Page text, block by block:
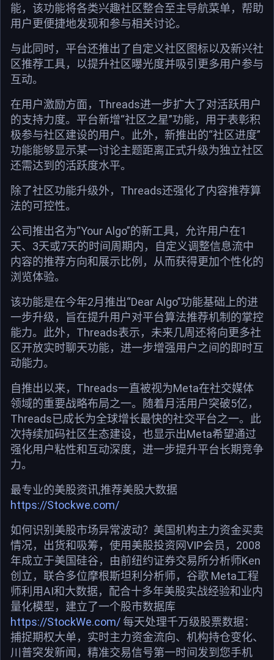
能，该功能将各类兴趣社区整合至主导航菜单，帮助
用户更便捷地发现和参与相关讨论。
与此同时，平台还推出了自定义社区图标以及新兴社
区推荐工具，以提升社区曝光度并吸引更多用户参与
互动。
在用户激励方面，Threads进一步扩大了对活跃用户
的支持力度。平台新增“社区之星”功能，用于表彰积
极参与社区建设的用户。此外，新推出的“社区进度”
功能能够显示某一讨论主题距离正式升级为独立社区
还需达到的活跃度水平。
除了社区功能升级外，Threads还强化了内容推荐算
法的可控性。
公司推出名为“Your Algo”的新工具，允许用户在1
天、3天或7天的时间周期内，自定义调整信息流中
内容的推荐方向和展示比例，从而获得更加个性化的
浏览体验。
该功能是在今年2月推出“Dear Algo”功能基础上的进
一步升级，旨在提升用户对平台算法推荐机制的掌控
能力。此外，Threads表示，未来几周还将向更多社
区开放实时聊天功能，进一步增强用户之间的即时互
动能力。
自推出以来，Threads一直被视为Meta在社交媒体
领域的重要战略布局之一。随着月活用户突破5亿，
Threads已成长为全球增长最快的社交平台之一。此
次持续加码社区生态建设，也显示出Meta希望通过
强化用户粘性和互动深度，进一步提升平台长期竞争
力。
最专业的美股资讯,推荐美股大数据
https://Stockwe.com/
如何识别美股市场异常波动？美国机构主力资金买卖
情况，出货和吸筹，使用美股投资网VIP会员，2008
年成立于美国硅谷，由前纽约证券交易所分析师Ken
创立，联合多位摩根斯坦利分析师，谷歌 Meta工程
师利用AI和大数据，配合十多年美股实战经验和业内
量化模型，建立了一个股市数据库
https://StockWe.com/每天处理千万级股票数据：
捕捉期权大单，实时主力资金流向、机构持仓变化、
川普突发新闻，精准交易信号第一时间发到您手机